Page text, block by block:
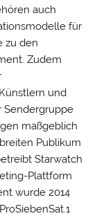
auch
für
zu den
Zudem
und
Sendergruppe
maßgeblich
Publikum
Starwatch
Plattform
wurde 2014